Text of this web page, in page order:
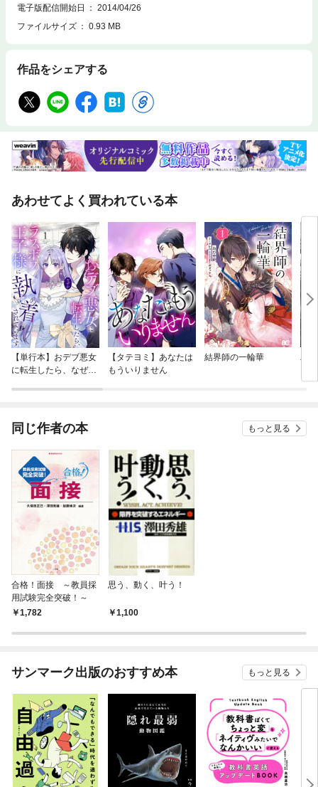
電子版配信開始日
2014/04/26
ファイルサイズ
0.93 MB
作品をシェアする
あわせてよく買われている本
【単行本】おデブ悪女
に転生したら、なぜか
【タテヨミ】あなたは
もういりません
結界師の一輪華
バ
今
同じ作者の本 もっと見る
合格！面接 ～教員採
用試験完全突破！～
1,782
思う、動く、叶う！
1,100
サンマーク出版のおすすめ本 もっと見る